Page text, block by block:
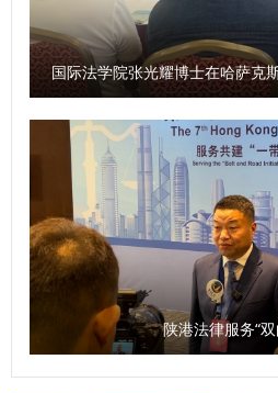
教育阵地。其正式启用后，将在传
社会主义法治精神、普及法治文化
为培养具有坚定法治信仰的新时代
活动现场，参会人员一同观看了文
士教育学院院长陈玺教授现场讲
化开篇，系统讲述了从先秦法治萌
发展脉络，深入阐释了习近平法治
涵、真理力量和实践伟力，为在场
度与实践温度的法治思政“实景大
法学会、雁塔区红十字会、雁塔区
人，我校党政办、宣传部、研工部
处、社区和法治学院 法律硕士教
休老同志和师生代表参加活动。
陕港法律服务“